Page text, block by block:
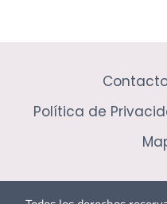
Política de